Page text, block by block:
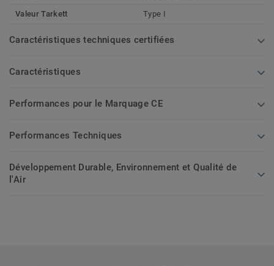
Valeur Tarkett Type I
Caractéristiques techniques certifiées
Caractéristiques
Performances pour le Marquage CE
Performances Techniques
Développement Durable, Environnement et Qualité de
l'Air